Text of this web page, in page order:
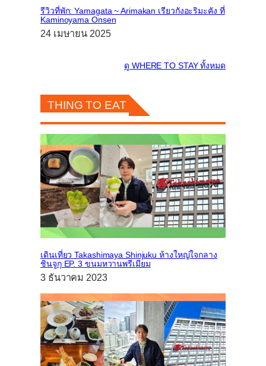
รีวิวที่พัก: Yamagata ~ Arimakan เรียวกังอะริมะคัง ที่
Kaminoyama Onsen
24 เมษายน 2025
ดู WHERE TO STAYทั้งหมด
THING TO EAT
เดินเที่ยว Takashimaya Shinjuku ห้างใหญ่ใจกลาง
ชินจูกุ EP. 3 ขนมหวานพรีเมียม
3 ธันวาคม 2023